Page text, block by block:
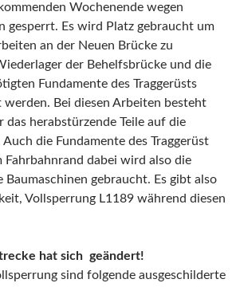
Wochenende wegen
gesperrt. Es wird Platz gebraucht um
an der Neuen Brücke zu
der Behelfsbrücke und die
Fundamente des Traggerüsts
werden. Bei diesen Arbeiten besteht
das herabstürzende Teile auf die
Auch die Fundamente des Traggerüst
Fahrbahnrand dabei wird also die
Baumaschinen gebraucht. Es gibt also
Vollsperrung L1189 während diesen
hat sich geändert!
sind folgende ausgeschilderte